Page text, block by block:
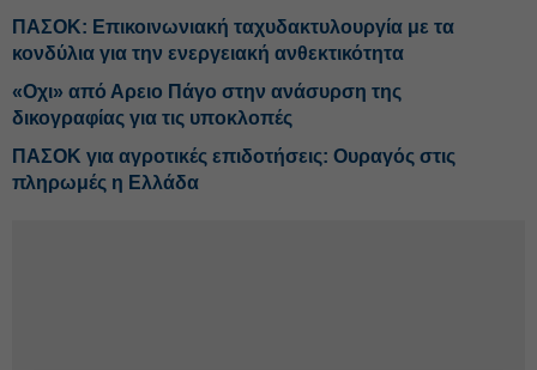
ΠΑΣΟΚ: Επικοινωνιακή ταχυδακτυλουργία με τα
κονδύλια για την ενεργειακή ανθεκτικότητα
«Οχι» από Αρειο Πάγο στην ανάσυρση της
δικογραφίας για τις υποκλοπές
ΠΑΣΟΚ για αγροτικές επιδοτήσεις: Ουραγός στις
πληρωμές η Ελλάδα